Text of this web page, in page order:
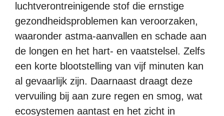
luchtverontreinigende stof die ernstige
gezondheidsproblemen kan veroorzaken,
waaronder astma-aanvallen en schade aan
de longen en het hart- en vaatstelsel. Zelfs
een korte blootstelling van vijf minuten kan
al gevaarlijk zijn. Daarnaast draagt deze
vervuiling bij aan zure regen en smog, wat
ecosystemen aantast en het zicht in